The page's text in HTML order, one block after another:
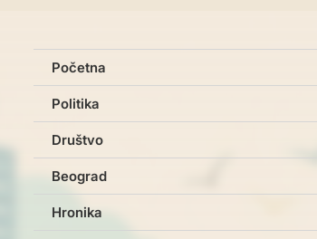
Početna
Politika
Društvo
Beograd
Hronika